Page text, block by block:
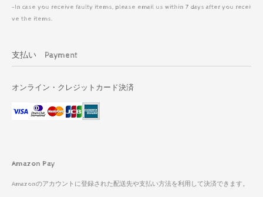
-In case you receive faulty items, please email us within 7 days after you recei
ve the items.
支払い Payment
オンライン・クレジットカード決済
Amazon Pay
Amazonのアカウントに登録された配送先や支払い方法を利用して決済できます。